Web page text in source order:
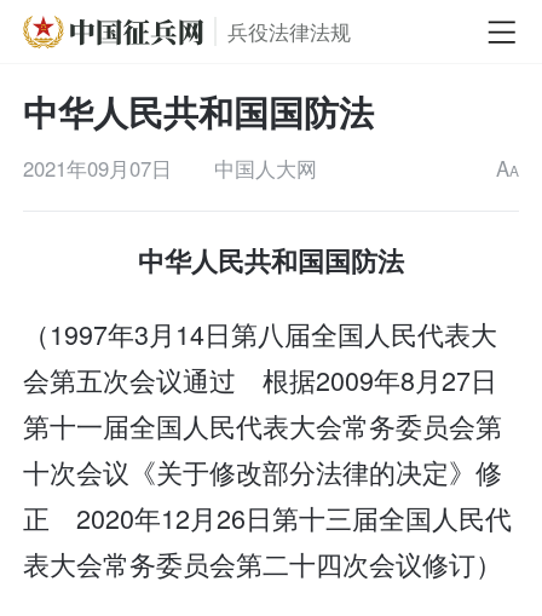
兵役法律法规
中华人民共和国国防法
2021年09月07日 中国人大网 AA
中华人民共和国国防法
（1997年3月14日第八届全国人民代表大
会第五次会议通过 根据2009年8月27日
第十一届全国人民代表大会常务委员会第
十次会议《关于修改部分法律的决定》修
正 2020年12月26日第十三届全国人民代
表大会常务委员会第二十四次会议修订）